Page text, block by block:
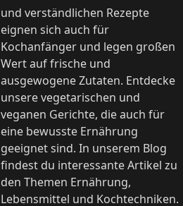
und verständlichen Rezepte
eignen sich auch für
Kochanfänger und legen großen
Wert auf frische und
ausgewogene Zutaten. Entdecke
unsere vegetarischen und
veganen Gerichte, die auch für
eine bewusste Ernährung
geeignet sind. In unserem Blog
findest du interessante Artikel zu
den Themen Ernährung,
Lebensmittel und Kochtechniken.